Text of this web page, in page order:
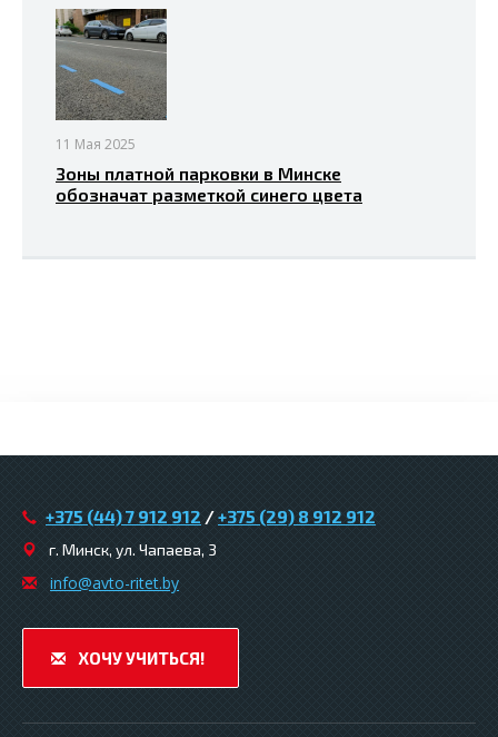
11 Мая 2025
Зоны платной парковки в Минске
обозначат разметкой синего цвета
+375 (44) 7 912 912 /+375 (29) 8 912 912
г. Минск, ул. Чапаева, 3
infо@avtо-ritеt.by
ХОЧУ УЧИТЬСЯ!